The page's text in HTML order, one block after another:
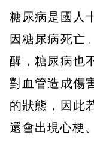
糖尿病是國人
因糖尿病死亡
醒，糖尿病也
對血管造成傷
的狀態，因此
還會出現心梗